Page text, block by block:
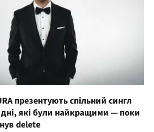
презентують спільний сингл
які були найкращими — поки
delete